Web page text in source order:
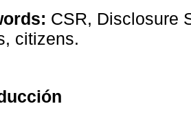
CSR, Disclosure
citizens.